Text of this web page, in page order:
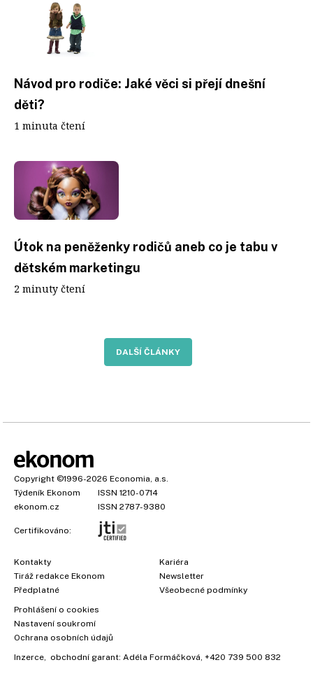
Návod pro rodiče: Jaké věci si přejí dnešní
děti?
1 minuta čtení
Útok na peněženky rodičů aneb co je tabu v
dětském marketingu
2 minuty čtení
DALŠÍ ČLÁNKY
Copyright ©1996-2026 Economia, a.s.
Týdeník Ekonom
ISSN 1210-0714
ekonom.cz
ISSN 2787-9380
Certifikováno:
Kontakty
Tiráž redakce Ekonom
Předplatné
Kariéra
Newsletter
Všeobecné podmínky
Prohlášení o cookies
Nastavení soukromí
Ochrana osobních údajů
Inzerce, obchodní garant: Adéla Formáčková, +420 739 500 832